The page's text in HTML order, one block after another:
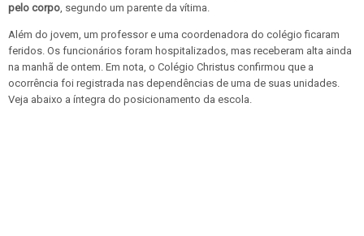
pelo corpo , segundo um parente da vítima.
Além do jovem, um professor e uma coordenadora do colégio ficaram
feridos. Os funcionários foram hospitalizados, mas receberam alta ainda
na manhã de ontem. Em nota, o Colégio Christus confirmou que a
ocorrência foi registrada nas dependências de uma de suas unidades.
Veja abaixo a íntegra do posicionamento da escola.